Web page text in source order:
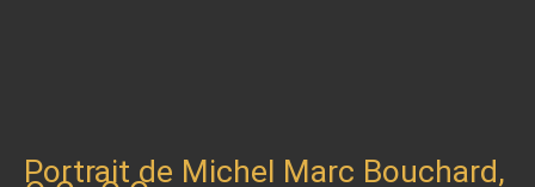
Portrait de Michel Marc Bouchard,